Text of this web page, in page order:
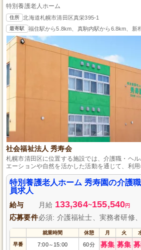
特別養護老人ホーム
住所 北海道札幌市清田区真栄395-1
最寄駅 福住駅から5.8km、真駒内駅から6.8km、新
社会福祉法人 秀寿会
札幌市清田区に位置する施設では、介護職・ヘ
エーションや自然を活かした活動を通じて、利
生活を支えるやりがいある仕事です。ホームヘ
未経験でもOK、経験者は特に優遇します。無料
勤の心配もありません。
特別養護老人ホーム 秀寿園の介護
員求人
給与 月給 133,364~155,540円
応募要件必須: 介護福祉士、実務者研修
就業時間 休憩 月 火
早番 7:00～ 15:00 60分 募集 募集